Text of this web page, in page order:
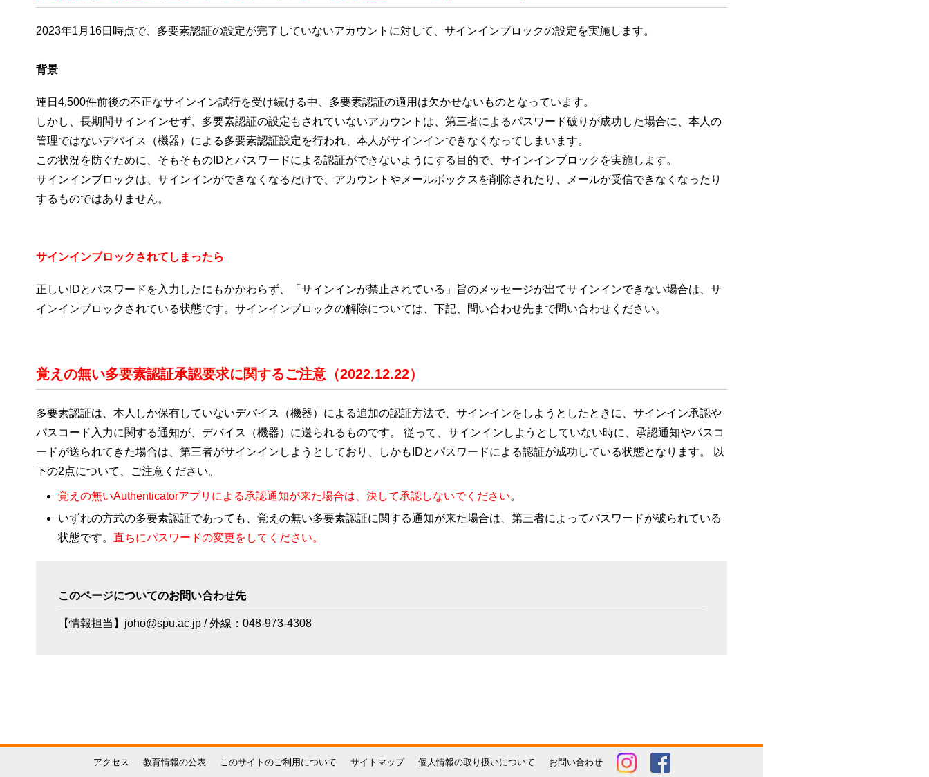
2023年1月16日時点で、多要素認証の設定が完了していないアカウントに対して、サインインブロックの設定を実施します。
背景
連日4,500件前後の不正なサインイン試行を受け続ける中、多要素認証の適用は欠かせないものとなっています。
しかし、長期間サインインせず、多要素認証の設定もされていないアカウントは、第三者によるパスワード破りが成功した場合に、本人の
管理ではないデバイス（機器）による多要素認証設定を行われ、本人がサインインできなくなってしまいます。
この状況を防ぐために、そもそものIDとパスワードによる認証ができないようにする目的で、サインインブロックを実施します。
サインインブロックは、サインインができなくなるだけで、アカウントやメールボックスを削除されたり、メールが受信できなくなったり
するものではありません。
サインインブロックされてしまったら
正しいIDとパスワードを入力したにもかかわらず、「サインインが禁止されている」旨のメッセージが出てサインインできない場合は、サ
インインブロックされている状態です。サインインブロックの解除については、下記、問い合わせ先まで問い合わせください。
覚えの無い多要素認証承認要求に関するご注意（2022.12.22）
多要素認証は、本人しか保有していないデバイス（機器）による追加の認証方法で、サインインをしようとしたときに、サインイン承認や
パスコード入力に関する通知が、デバイス（機器）に送られるものです。 従って、サインインしようとしていない時に、承認通知やパスコ
ードが送られてきた場合は、第三者がサインインしようとしており、しかもIDとパスワードによる認証が成功している状態となります。 以
下の2点について、ご注意ください。
覚えの無いAuthenticatorアプリによる承認通知が来た場合は、決して承認しないでください。
いずれの方式の多要素認証であっても、覚えの無い多要素認証に関する通知が来た場合は、第三者によってパスワードが破られている
状態です。 直ちにパスワードの変更をしてください。
このページについてのお問い合わせ先
【情報担当】 joho@spu.ac.jp / 外線：048-973-4308
アクセス 教育情報の公表 このサイトのご利用について サイトマップ 個人情報の取り扱いについて お問い合わせ